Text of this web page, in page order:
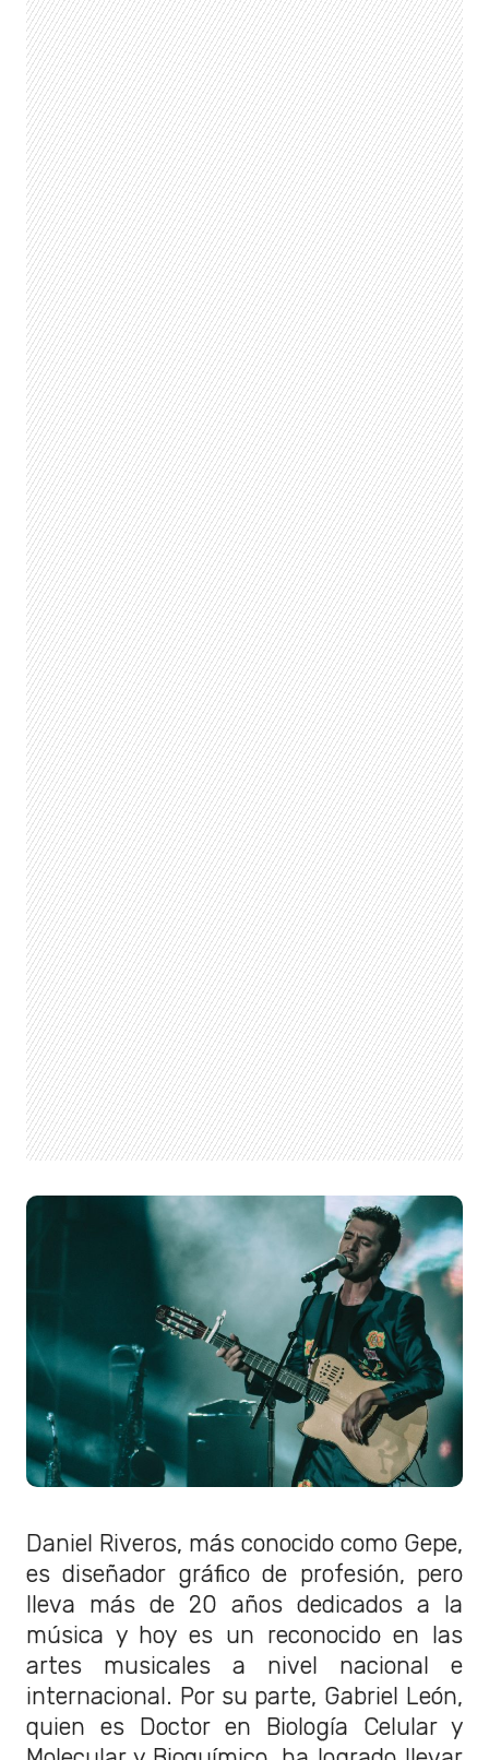
Daniel Riveros, más conocido como Gepe,
es diseñador gráfico de profesión, pero
lleva más de 20 años dedicados a la
música y hoy es un reconocido en las
artes musicales a nivel nacional e
internacional. Por su parte, Gabriel León,
quien es Doctor en Biología Celular y